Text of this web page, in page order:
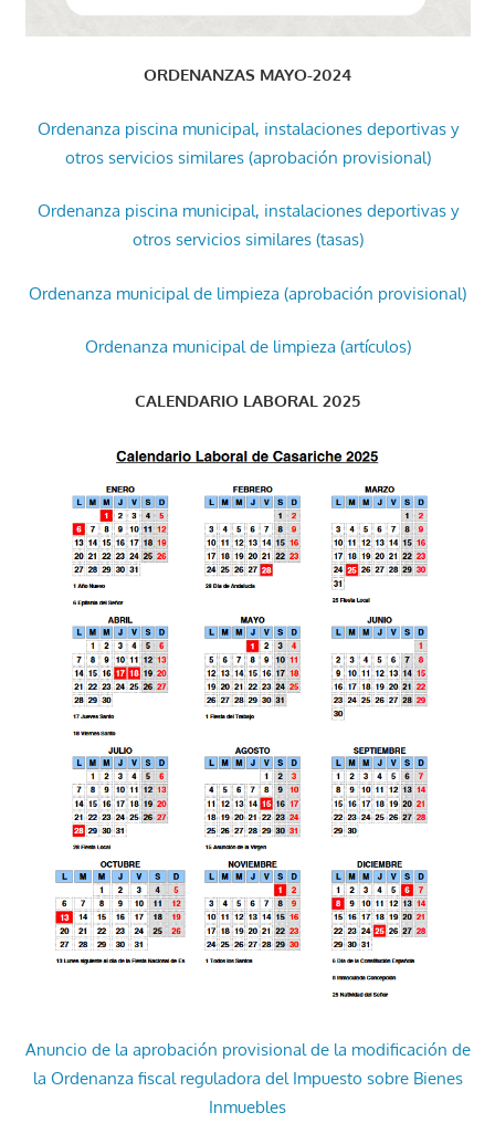
ORDENANZAS MAYO-2024
Ordenanza piscina municipal, instalaciones deportivas y
otros servicios similares (aprobación provisional)
Ordenanza piscina municipal, instalaciones deportivas y
otros servicios similares (tasas)
Ordenanza municipal de limpieza (aprobación provisional)
Ordenanza municipal de limpieza (artículos)
CALENDARIO LABORAL 2025
Anuncio de la aprobación provisional de la modificación de
la Ordenanza fiscal reguladora del Impuesto sobre Bienes
Inmuebles